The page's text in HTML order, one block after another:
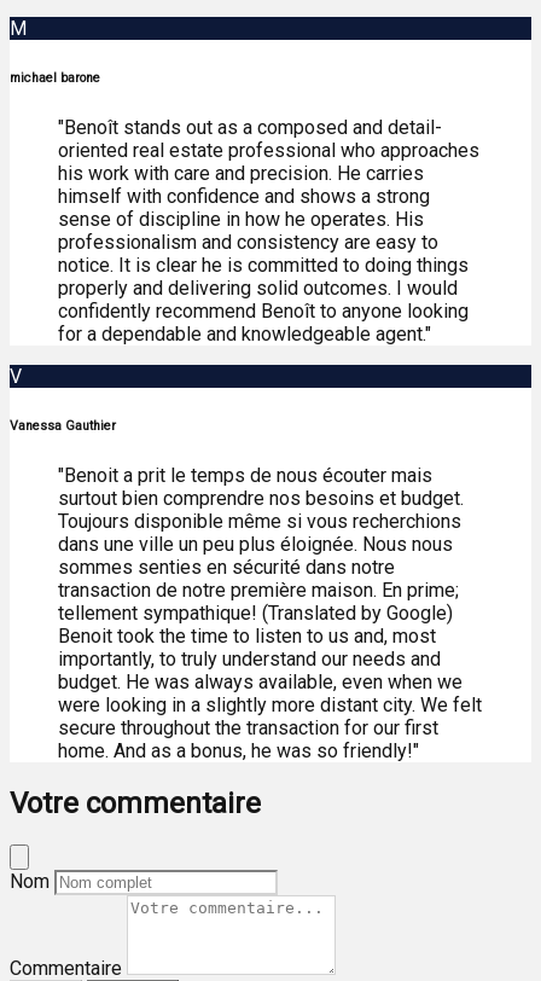
M
michael barone
"Benoît stands out as a composed and detail-
oriented real estate professional who approaches
his work with care and precision. He carries
himself with confidence and shows a strong
sense of discipline in how he operates. His
professionalism and consistency are easy to
notice. It is clear he is committed to doing things
properly and delivering solid outcomes. I would
confidently recommend Benoît to anyone looking
for a dependable and knowledgeable agent."
V
Vanessa Gauthier
"Benoit a prit le temps de nous écouter mais
surtout bien comprendre nos besoins et budget.
Toujours disponible même si vous recherchions
dans une ville un peu plus éloignée. Nous nous
sommes senties en sécurité dans notre
transaction de notre première maison. En prime;
tellement sympathique! (Translated by Google)
Benoit took the time to listen to us and, most
importantly, to truly understand our needs and
budget. He was always available, even when we
were looking in a slightly more distant city. We felt
secure throughout the transaction for our first
home. And as a bonus, he was so friendly!"
Votre commentaire
Nom
Commentaire